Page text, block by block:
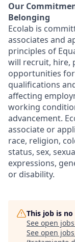
Our
Belonging
Ecolab is
associates and
principles of
will recruit, hire,
opportunities
qualifications
affecting
working
advancement.
associate or
race, religion,
status, sex,
expressions,
or disability.
This job is
See open
See open